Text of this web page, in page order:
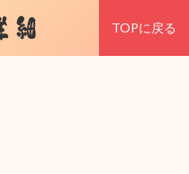
細 TOPに戻る